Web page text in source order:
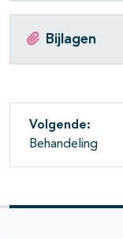
Bijlagen
Volgende:
Behandeling